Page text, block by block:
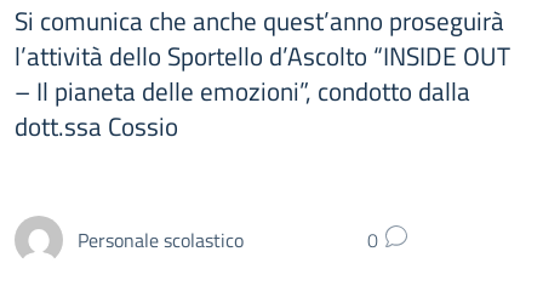
Si comunica che anche quest’anno proseguirà
l’attività dello Sportello d’Ascolto “INSIDE OUT
– Il pianeta delle emozioni”, condotto dalla
dott.ssa Cossio
Personale scolastico 0